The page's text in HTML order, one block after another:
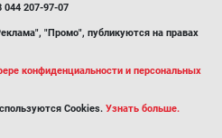
044 207-97-07
"Промо", публикуются на правах
конфиденциальности и персональных
Cookies. Узнать больше.